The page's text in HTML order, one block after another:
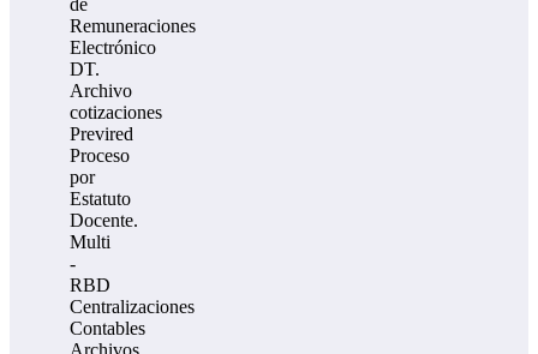
Remuneraciones
Electrónico
DT.
Archivo
cotizaciones
Previred
Proceso
por
Estatuto
Docente.
Multi
-
RBD
Centralizaciones
Contables
Archivos